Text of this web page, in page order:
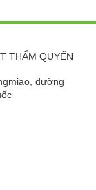
THẨM QUYẾN
đường